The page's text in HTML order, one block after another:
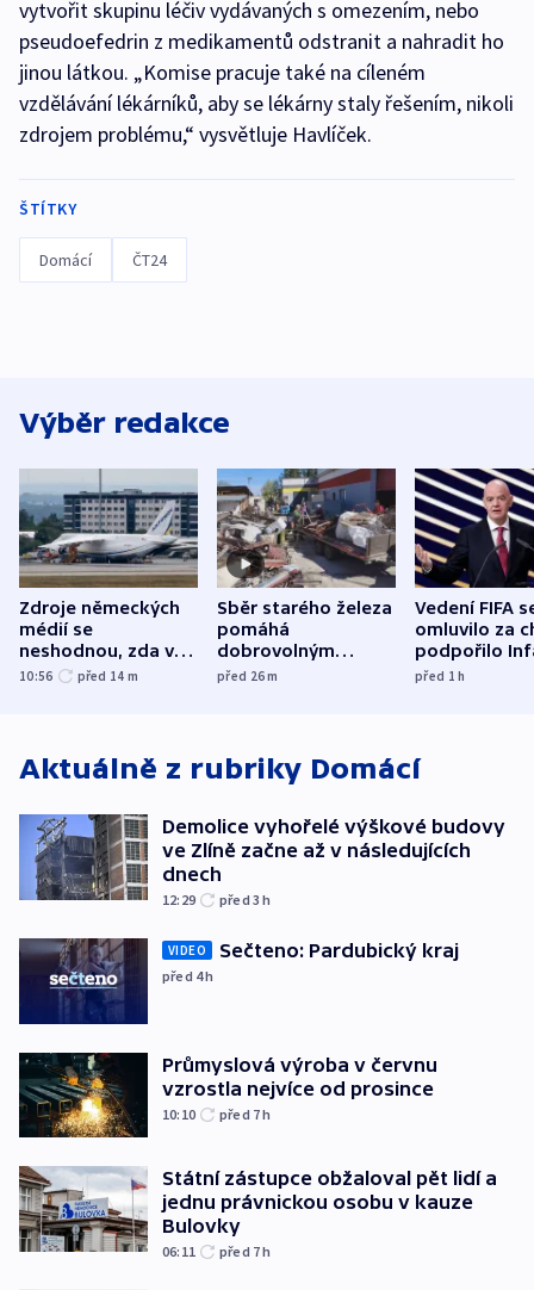
vytvořit skupinu léčiv vydávaných s omezením, nebo
pseudoefedrin z medikamentů odstranit a nahradit ho
jinou látkou. „Komise pracuje také na cíleném
vzdělávání lékárníků, aby se lékárny staly řešením, nikoli
zdrojem problému,“ vysvětluje Havlíček.
ŠTÍTKY
Domácí ČT24
Výběr redakce
Zdroje německých
médií se
neshodnou, zda v
letadle ohroženém
10:56 před 14 m
Sběr starého železa
pomáhá
dobrovolným
hasičům financovat
před 26m
Vedení FIFA
omluvilo za
podpořilo
UEFA trvá na
před 1h
Aktuálně z rubriky Domácí
Demolice vyhořelé výškové budovy
ve Zlíně začne až v následujících
dnech
12:29 před 3h
VIDEO Sečteno: Pardubický kraj
před 4h
Průmyslová výroba v červnu
vzrostla nejvíce od prosince
10:10 před 7h
Státní zástupce obžaloval pět lidí a
jednu právnickou osobu v kauze
Bulovky
06:11 před 7h